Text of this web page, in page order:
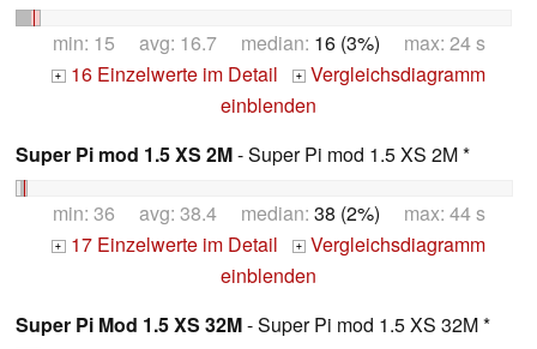
min: 15 avg: 16.7 median: 16 (3%) max: 24 s
+ 16 Einzelwerte im Detail +
Vergleichsdiagramm
einblenden
Super Pi mod 1.5 XS 2M- Super Pi mod 1.5 XS 2M *
min: 36 avg: 38.4 median: 38 (2%) max: 44 s
+ 17 Einzelwerte im Detail +
Vergleichsdiagramm
einblenden
Super Pi Mod 1.5 XS 32M- Super Pi mod 1.5 XS 32M *